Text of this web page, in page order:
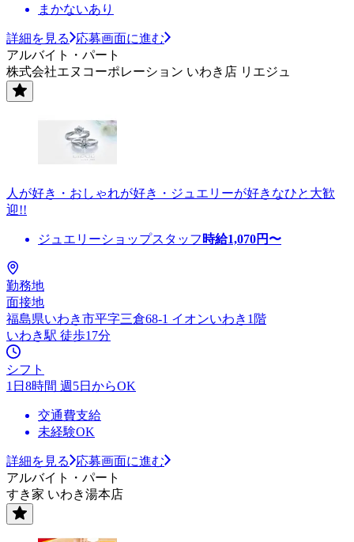
まかないあり
詳細を見る
応募画面に進む
アルバイト・パート
株式会社エヌコーポレーション いわき店 リエジュ
人が好き・おしゃれが好き・ジュエリーが好きなひと大歓
迎!!
ジュエリーショップスタッフ 時給1,070円〜
勤務地
面接地
福島県いわき市平字三倉68-1 イオンいわき1階
いわき駅 徒歩17分
シフト
1日8時間 週5日からOK
交通費支給
未経験OK
詳細を見る
応募画面に進む
アルバイト・パート
すき家 いわき湯本店